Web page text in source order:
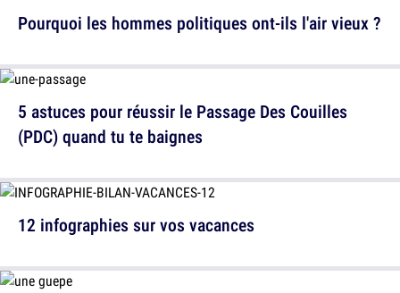
5 astuces pour réussir le Passage Des Couilles
(PDC) quand tu te baignes
Pourquoi les hommes politiques ont-ils l'air vieux ?
12 infographies sur vos vacances